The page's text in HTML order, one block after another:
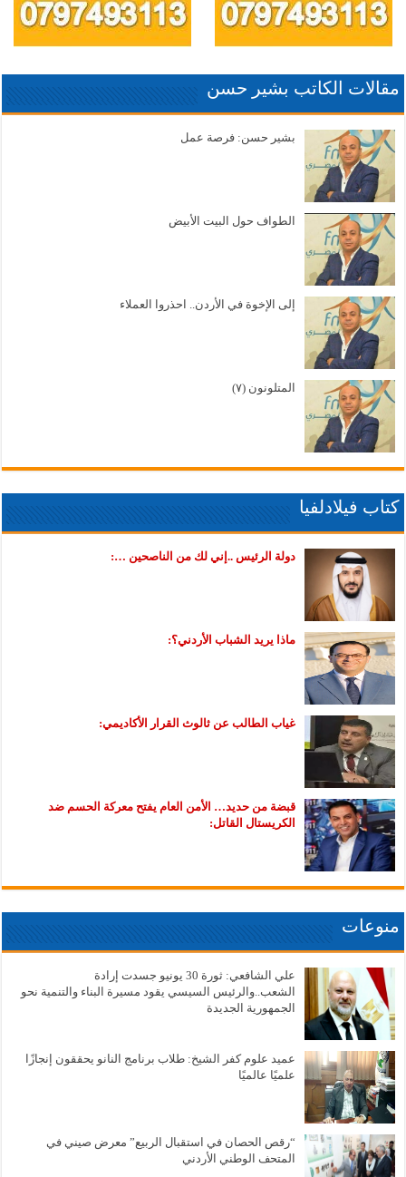
مقالات الكاتب بشير حسن
بشير حسن: فرصة عمل
الطواف حول البيت الأبيض
إلى الإخوة في الأردن.. احذروا العملاء
المتلونون (٧)
كتاب فيلادلفيا
دولة الرئيس ..إني لك من الناصحين …:
ماذا يريد الشباب الأردني؟:
غياب الطالب عن ثالوث القرار الأكاديمي:
قبضة من حديد… الأمن العام يفتح معركة الحسم ضد
الكريستال القاتل:
منوعات
علي الشافعي: ثورة 30 يونيو جسدت إرادة
الشعب..والرئيس السيسي يقود مسيرة البناء والتنمية نحو
الجمهورية الجديدة
عميد علوم كفر الشيخ: طلاب برنامج النانو يحققون إنجازًا
علميًا عالميًا
“رقص الحصان في استقبال الربيع” معرض صيني في
المتحف الوطني الأردني